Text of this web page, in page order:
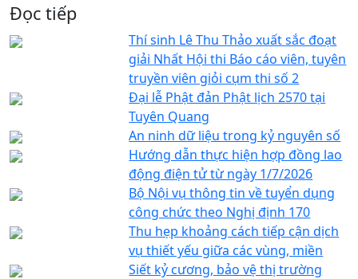
Đọc tiếp
Thí sinh Lê Thu Thảo xuất sắc đoạt
giải Nhất Hội thi Báo cáo viên, tuyên
truyền viên giỏi cụm thi số 2
Đại lễ Phật đản Phật lịch 2570 tại
Tuyên Quang
An ninh dữ liệu trong kỷ nguyên số
Hướng dẫn thực hiện hợp đồng lao
động điện tử từ ngày 1/7/2026
Bộ Nội vụ thông tin về tuyển dụng
công chức theo Nghị định 170
Thu hẹp khoảng cách tiếp cận dịch
vụ thiết yếu giữa các vùng, miền
Siết kỷ cương, bảo vệ thị trường